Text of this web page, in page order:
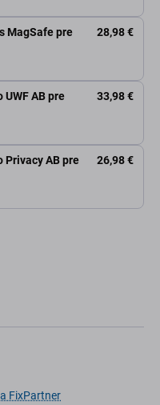
MagSafe pre
28,98 €
UWF AB pre
33,98 €
Privacy AB pre
26,98 €
FixPartner